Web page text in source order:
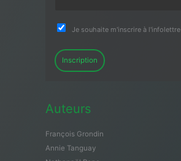
Je souhaite m'inscrire à l'infolettre
Inscription
Auteurs
François Grondin
Annie Tanguay